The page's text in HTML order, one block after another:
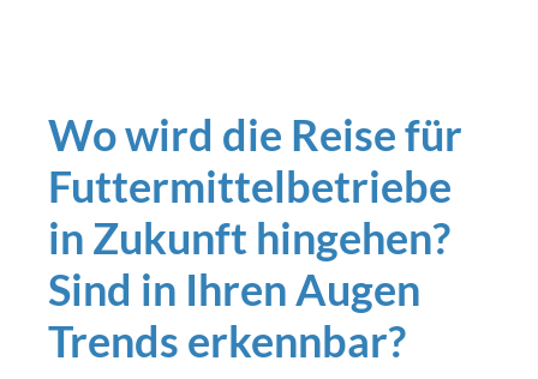
Wo wird die Reise für
Futtermittelbetriebe
in Zukunft hingehen?
Sind in Ihren Augen
Trends erkennbar?